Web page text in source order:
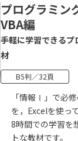
プログラミン
VBA編
手軽に学習できるプ
材
B5判／32頁
「情報Ⅰ」で必
を，Excelを使っ
8時間での学習を
トな教材です。